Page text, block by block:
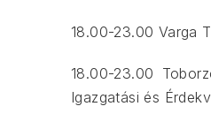
18.00-23.00 Varga
18.00-23.00
Igazgatási és